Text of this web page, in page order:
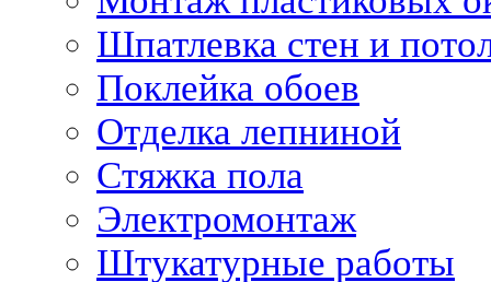
Шпатлевка стен и
Поклейка обоев
Отделка лепниной
Стяжка пола
Электромонтаж
Штукатурные работы